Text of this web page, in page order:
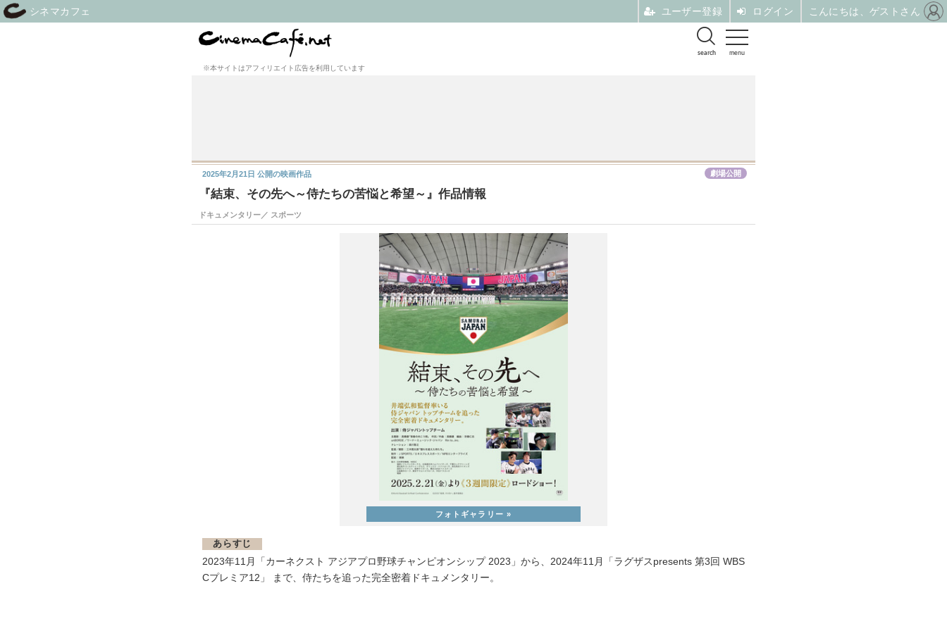
menu
search
※本サイトはアフィリエイト広告を利用しています
『結束、その先へ～侍たちの苦悩と希望～』作品情報
ドキュメンタリー／ スポーツ
2025年2月21日 公開の映画作品 劇場公開
あらすじ
2023年11月「カーネクスト アジアプロ野球チャンピオンシップ 2023」から、2024年11月「ラグザスpresents 第3回 WBS
Cプレミア12」 まで、侍たちを追った完全密着ドキュメンタリー。
シネマカフェ ユーザー登録 ログイン こんにちは、ゲストさん